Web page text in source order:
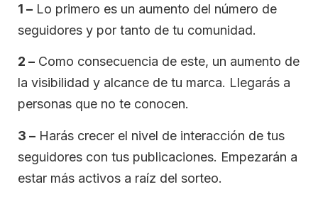
1 – Lo primero es un aumento del número de
seguidores y por tanto de tu comunidad.
2 – Como consecuencia de este, un aumento de
la visibilidad y alcance de tu marca. Llegarás a
personas que no te conocen.
3 – Harás crecer el nivel de interacción de tus
seguidores con tus publicaciones. Empezarán a
estar más activos a raíz del sorteo.